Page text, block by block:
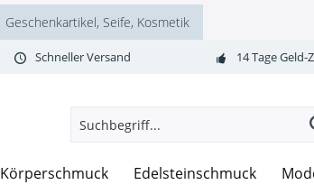
Geschenkartikel, Seife, Kosmetik
Schneller Versand 14 Tage
Körperschmuck Edelsteinschmuck